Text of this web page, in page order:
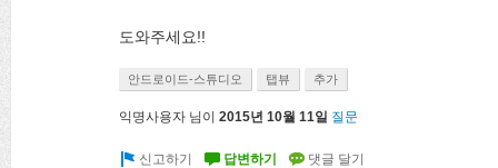
도와주세요!!
안드로이드-스튜디오 탭뷰 추가
익명사용자 님이 2015년 10월 11일 질문